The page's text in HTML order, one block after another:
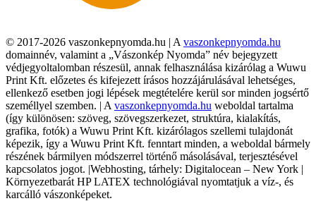
© 2017-2026 vaszonkepnyomda.hu | A vaszonkepnyomda.hu
domainnév, valamint a „Vászonkép Nyomda” név bejegyzett
védjegyoltalomban részesül, annak felhasználása kizárólag a Wuwu
Print Kft. előzetes és kifejezett írásos hozzájárulásával lehetséges,
ellenkező esetben jogi lépések megtételére kerül sor minden jogsértő
személlyel szemben. | A vaszonkepnyomda.hu weboldal tartalma
(így különösen: szöveg, szövegszerkezet, struktúra, kialakítás,
grafika, fotók) a Wuwu Print Kft. kizárólagos szellemi tulajdonát
képezik, így a Wuwu Print Kft. fenntart minden, a weboldal bármely
részének bármilyen módszerrel történő másolásával, terjesztésével
kapcsolatos jogot. |Webhosting, tárhely: Digitalocean – New York |
Környezetbarát HP LATEX technológiával nyomtatjuk a víz-, és
karcálló vászonképeket.